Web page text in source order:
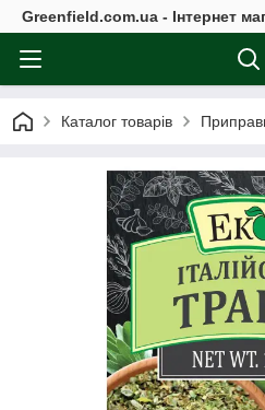
Greenfield.com.ua - Інтернет
Каталог товарів